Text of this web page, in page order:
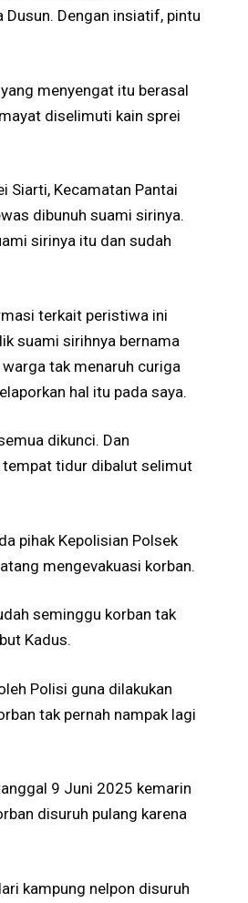
Dusun. Dengan insiatif, pintu
menyengat itu berasal
diselimuti kain sprei
Siarti, Kecamatan Pantai
dibunuh suami sirinya.
sirinya itu dan sudah
terkait peristiwa ini
suami sirihnya bernama
tak menaruh curiga
hal itu pada saya.
dikunci. Dan
tidur dibalut selimut
pihak Kepolisian Polsek
mengevakuasi korban.
seminggu korban tak
Kadus.
Polisi guna dilakukan
tak pernah nampak lagi
9 Juni 2025 kemarin
disuruh pulang karena
kampung nelpon disuruh